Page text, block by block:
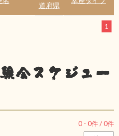
道府県
1
会スケジュー
0 - 0件 /0件